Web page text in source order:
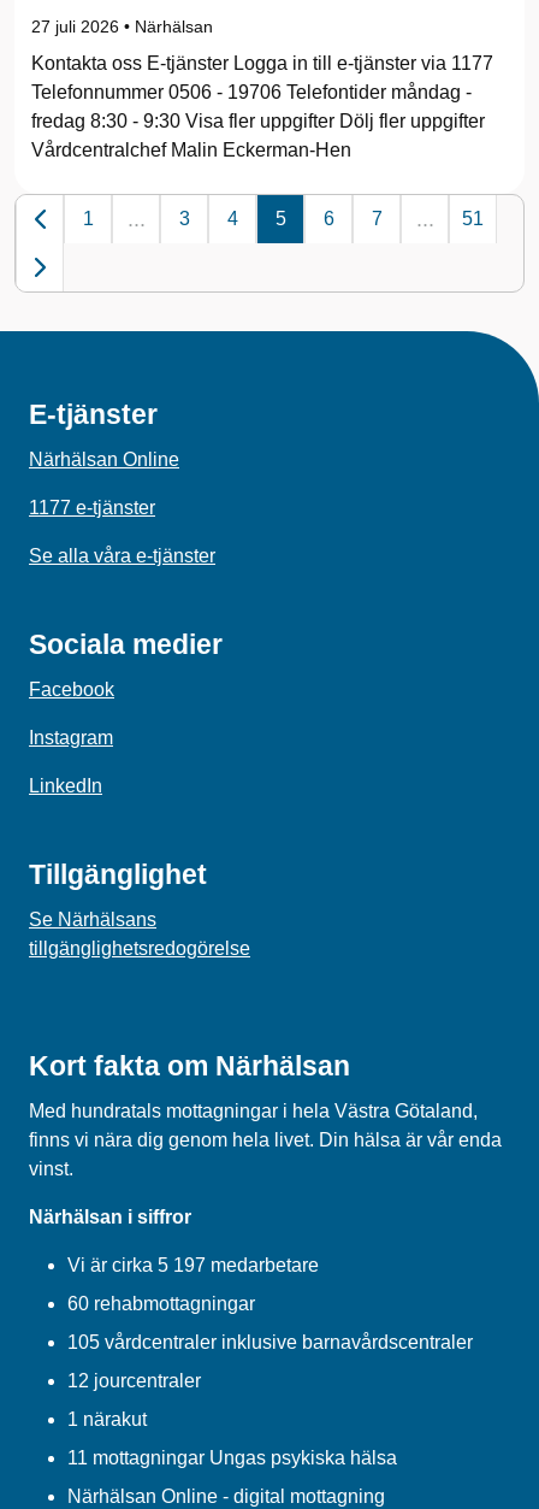
27 juli 2026 • Närhälsan
Kontakta oss E-tjänster Logga in till e-tjänster via 1177
Telefonnummer 0506 - 19706 Telefontider måndag -
fredag 8:30 - 9:30 Visa fler uppgifter Dölj fler uppgifter
Vårdcentralchef Malin Eckerman-Hen
1 ... 3 4 5 6 7 ... 51
E-tjänster
Närhälsan Online
1177 e-tjänster
Se alla våra e-tjänster
Sociala medier
Facebook
Instagram
LinkedIn
Tillgänglighet
Se Närhälsans
tillgänglighetsredogörelse
Kort fakta om Närhälsan
Med hundratals mottagningar i hela Västra Götaland,
finns vi nära dig genom hela livet. Din hälsa är vår enda
vinst.
Närhälsan i siffror
Vi är cirka 5 197 medarbetare
60 rehabmottagningar
105 vårdcentraler inklusive barnavårdscentraler
12 jourcentraler
1 närakut
11 mottagningar Ungas psykiska hälsa
Närhälsan Online - digital mottagning